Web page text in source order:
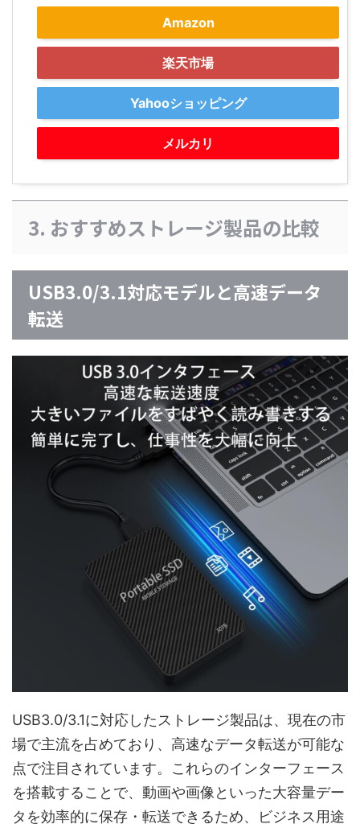
Amazon
楽天市場
Yahooショッピング
メルカリ
3. おすすめストレージ製品の比較
USB3.0/3.1対応モデルと高速データ
転送
USB3.0/3.1に対応したストレージ製品は、現在の市
場で主流を占めており、高速なデータ転送が可能な
点で注目されています。これらのインターフェース
を搭載することで、動画や画像といった大容量デー
タを効率的に保存・転送できるため、ビジネス用途